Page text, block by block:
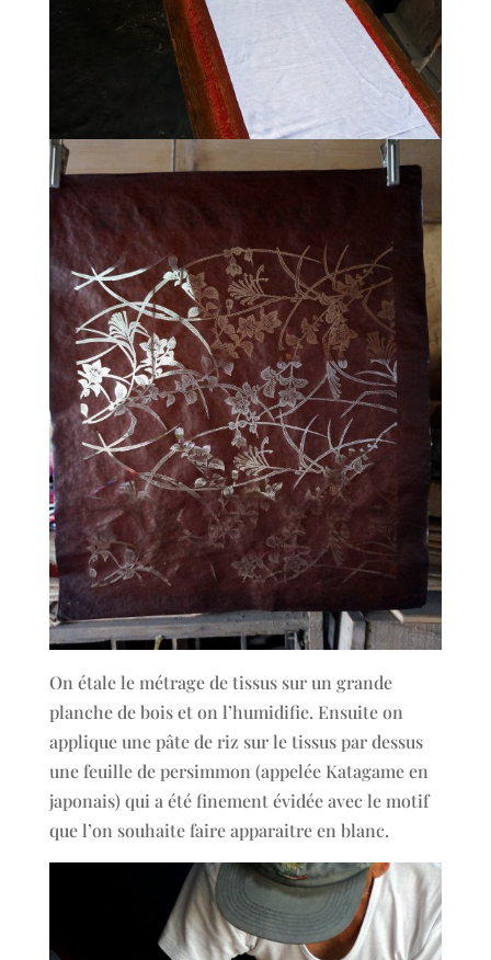
On étale le métrage de tissus sur un grande
planche de bois et on l’humidifie. Ensuite on
applique une pâte de riz sur le tissus par dessus
une feuille de persimmon (appelée Katagame en
japonais) qui a été finement évidée avec le motif
que l’on souhaite faire apparaitre en blanc.